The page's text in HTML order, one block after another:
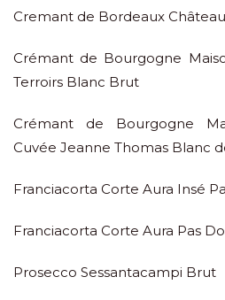
Cremant de Bordeaux
Crémant de Bourgogne
Terroirs Blanc Brut
Crémant de Bourgogne
Cuvée Jeanne Thomas Blanc
Franciacorta Corte Aura Insé
Franciacorta Corte Aura Pas
Prosecco Sessantacampi Brut